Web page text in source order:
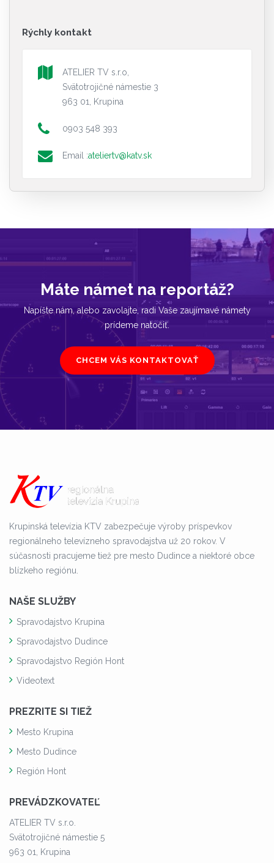
Rýchly kontakt
ATELIER TV s.r.o,
Svätotrojičné námestie 3
963 01, Krupina
0903 548 393
Email :ateliertv@katv.sk
Máte námet na reportáž?
Napíšte nám, alebo zavolajte, radi Vaše zaujímavé námety
prídeme natočiť.
CHCEM VÁS KONTAKTOVAŤ
Krupinská televízia KTV zabezpečuje výroby príspevkov
regionálneho televízneho spravodajstva už 20 rokov. V
súčasnosti pracujeme tiež pre mesto Dudince a niektoré obce
blízkeho regiónu.
NAŠE SLUŽBY
Spravodajstvo Krupina
Spravodajstvo Dudince
Spravodajstvo Región Hont
Videotext
PREZRITE SI TIEŽ
Mesto Krupina
Mesto Dudince
Región Hont
PREVÁDZKOVATEĽ
ATELIER TV s.r.o.
Svätotrojičné námestie 5
963 01, Krupina